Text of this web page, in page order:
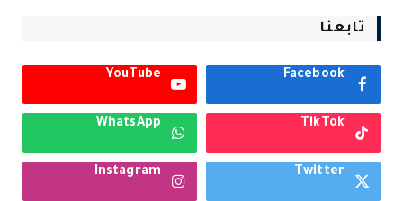
تابعنا
Facebook
YouTube
TikTok
WhatsApp
Twitter
Instagram